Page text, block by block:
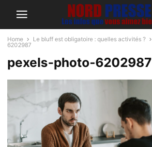
Home Le bluff est obligatoire : quelles activités ?
6202987
pexels-photo-6202987